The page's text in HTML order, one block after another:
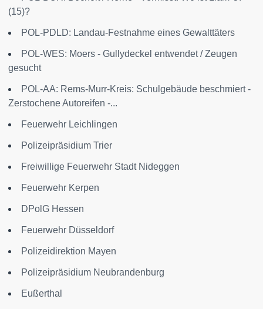
(15)?
POL-PDLD: Landau-Festnahme eines Gewalttäters
POL-WES: Moers - Gullydeckel entwendet / Zeugen
gesucht
POL-AA: Rems-Murr-Kreis: Schulgebäude beschmiert -
Zerstochene Autoreifen -...
Feuerwehr Leichlingen
Polizeipräsidium Trier
Freiwillige Feuerwehr Stadt Nideggen
Feuerwehr Kerpen
DPolG Hessen
Feuerwehr Düsseldorf
Polizeidirektion Mayen
Polizeipräsidium Neubrandenburg
Eußerthal